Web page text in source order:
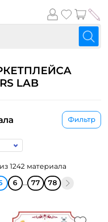
LAB
Фильтр
1242 материала
6 ... 77 78